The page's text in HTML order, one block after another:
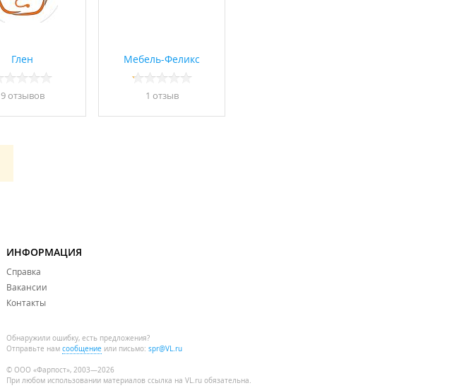
Глен
9 отзывов
Мебель-Феликс
1 отзыв
ИНФОРМАЦИЯ
Справка
Вакансии
Контакты
Обнаружили ошибку, есть предложения?
Отправьте нам сообщение или письмо: spr@VL.ru
© ООО «Фарпост», 2003—2026
При любом использовании материалов ссылка на VL.ru обязательна.